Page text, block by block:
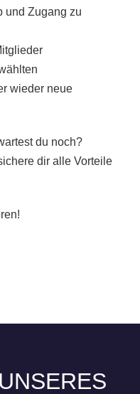
und Zugang zu
wieder neue
du noch?
dir alle Vorteile